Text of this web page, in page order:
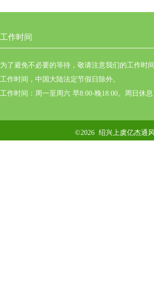
工作时间
为了避免不必要的等待，敬请注意我们的工作时
工作时间，中国大陆法定节假日除外。
工作时间：周一至周六 早8:00-晚18:00。周日休息
©2026 绍兴上虞亿杰通